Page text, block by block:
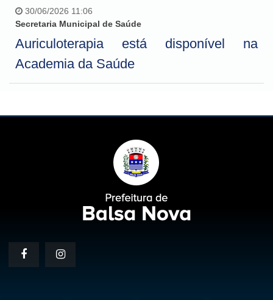
30/06/2026 11:06
Secretaria Municipal de Saúde
Auriculoterapia está disponível na
Academia da Saúde